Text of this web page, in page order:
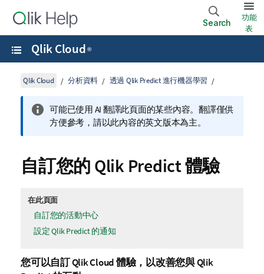
Search
功能
表
Qlik Cloud ®
Qlik Cloud 分析資料 透過 Qlik Predict 進行機器學習
可能已使用 AI 翻譯此頁面的某些內容。翻譯僅供
方便參考，請以此內容的英文版本為主。
自訂您的 Qlik Predict體驗
在此頁面
自訂您的活動中心
設定 Qlik Predict 的通知
您可以自訂Qlik Cloud體驗，以改善您與Qlik